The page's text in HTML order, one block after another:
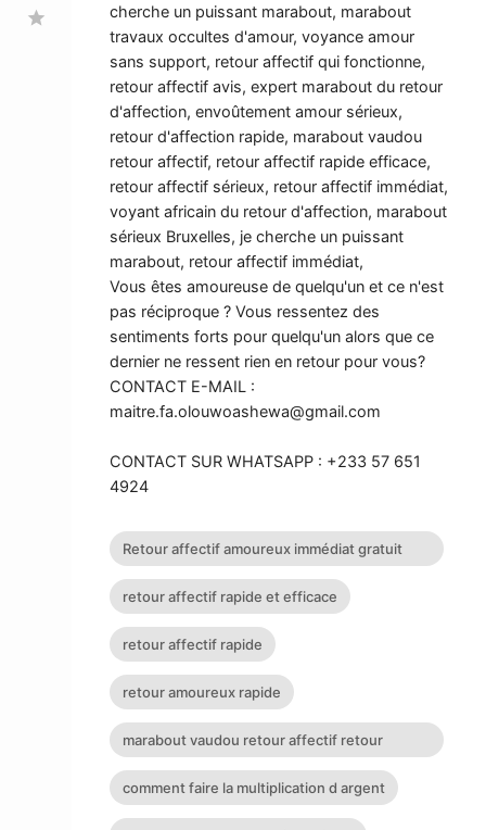
star
cherche un puissant marabout, marabout
travaux occultes d'amour, voyance amour
sans support, retour affectif qui fonctionne,
retour affectif avis, expert marabout du retour
d'affection, envoûtement amour sérieux,
retour d'affection rapide, marabout vaudou
retour affectif, retour affectif rapide efficace,
retour affectif sérieux, retour affectif immédiat,
voyant africain du retour d'affection, marabout
sérieux Bruxelles, je cherche un puissant
marabout, retour affectif immédiat,
Vous êtes amoureuse de quelqu'un et ce n'est
pas réciproque ? Vous ressentez des
sentiments forts pour quelqu'un alors que ce
dernier ne ressent rien en retour pour vous?
CONTACT E-MAIL :
maitre.fa.olouwoashewa@gmail.com
CONTACT SUR WHATSAPP : +233 57 651
4924
Retour affectif amoureux immédiat gratuit
Rituel retour affectif
retour affectif rapide et efficace
retour affectif rapide
retour amoureux rapide
marabout vaudou retour affectif retour
affectif sérieux retour d
comment faire la multiplication d argent